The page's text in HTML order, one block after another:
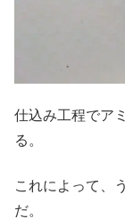
仕込み工程でア
る。
これによって、
だ。